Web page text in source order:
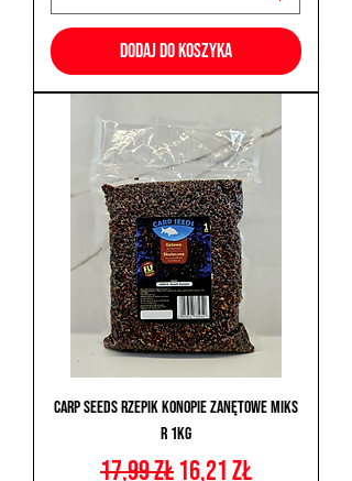
Dodaj do koszyka
Carp Seeds Rzepik Konopie Zanętowe Miks
R 1kg
Regularna cena
17,99 złCena rabatowa
16,21 zł